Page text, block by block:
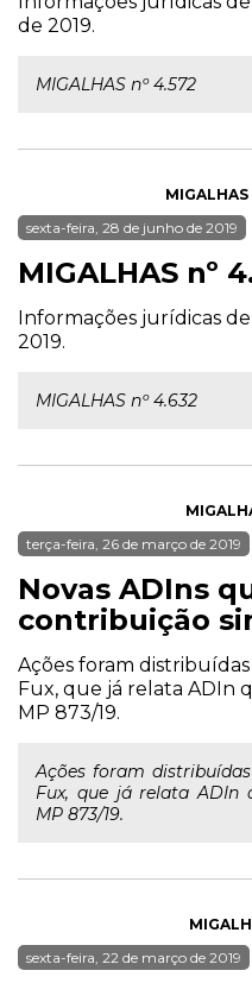
de 2019.
MIGALHAS nº 4.572
sexta-feira, 28 de junho de 2019
MIGALHAS nº
Informações jurídicas
2019.
MIGALHAS nº 4.632
terça-feira, 26 de março de 2019
Novas ADIns
contribuição
Ações foram
Fux, que já relata ADIn
MP 873/19.
Ações foram
Fux, que já relata ADIn
MP 873/19.
sexta-feira, 22 de março de 2019